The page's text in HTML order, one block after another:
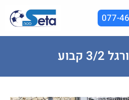
077-
קבוע